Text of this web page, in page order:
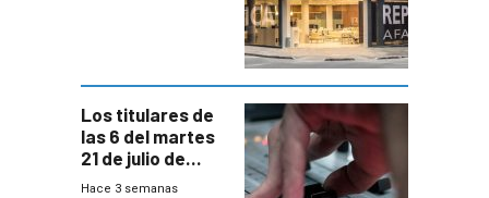
Los titulares de
las 6 del martes
21 de julio de
2026
Hace 3 semanas